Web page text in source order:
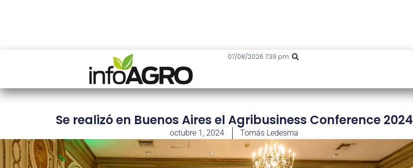
07/08/2026 7:39 pm
Se realizó en Buenos Aires el Agribusiness Conference 2024
octubre 1, 2024 Tomás Ledesma